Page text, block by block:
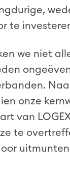
te
we niet
onze
van
te